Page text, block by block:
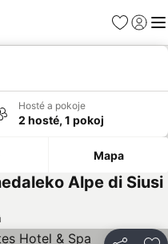
Oblíbené
Hosté a pokoje
2 hosté, 1 pokoj
Mapa
Alpe di Siusi